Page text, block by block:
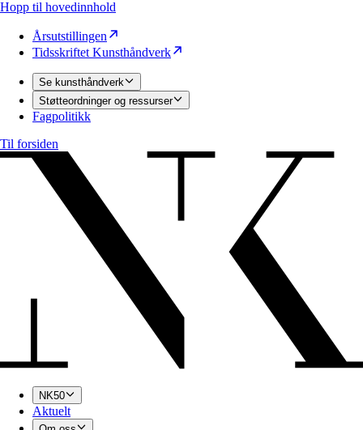
Hopp til hovedinnhold
Årsutstillingen
Tidsskriftet Kunsthåndverk
Se kunsthåndverk
Støtteordninger og ressurser
Fagpolitikk
Til forsiden
NK50
Aktuelt